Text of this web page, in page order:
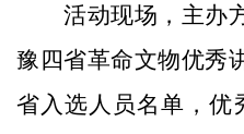
活动现场，主办方
豫四省革命文物优秀
省入选人员名单，优